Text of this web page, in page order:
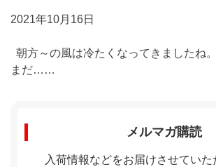
2021年10月16日
朝方～の風は冷たくなってきましたね
まだ……
メルマガ購読
入荷情報などをお届けさせていた